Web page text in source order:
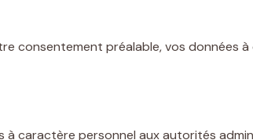
consentement préalable, vos données
à caractère personnel aux autorités